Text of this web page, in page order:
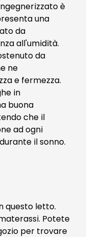
è
una
da
all'umidità.
da
ne
e fermezza.
in
buona
che il
ad ogni
il sonno.
questo letto.
Potete
per trovare